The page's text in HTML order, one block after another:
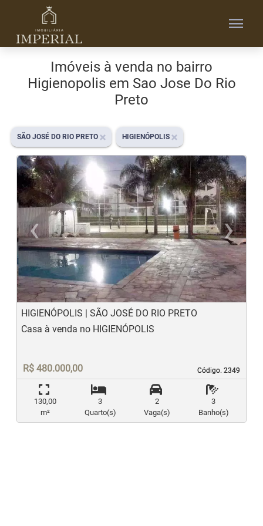
menu
Imóveis à venda no bairro
Higienopolis em Sao Jose Do Rio
Preto
SÃO JOSÉ DO RIO PRETO HIGIENÓPOLIS
‹
Previous
›
HIGIENÓPOLIS | SÃO JOSÉ DO RIO PRETO
Código. 2349
Código. 2349
Casa à venda no HIGIENÓPOLIS
R$ 480.000,00
130,00
m²
3
Quarto(s)
2
Vaga(s)
3
Banho(s)